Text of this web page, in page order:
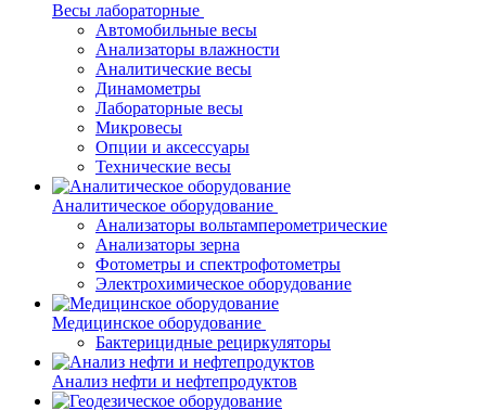
Весы лабораторные
Автомобильные весы
Анализаторы влажности
Аналитические весы
Динамометры
Лабораторные весы
Микровесы
Опции и аксессуары
Технические весы
Аналитическое оборудование
Анализаторы вольтамперометрические
Анализаторы зерна
Фотометры и спектрофотометры
Электрохимическое оборудование
Медицинское оборудование
Бактерицидные рециркуляторы
Анализ нефти и нефтепродуктов